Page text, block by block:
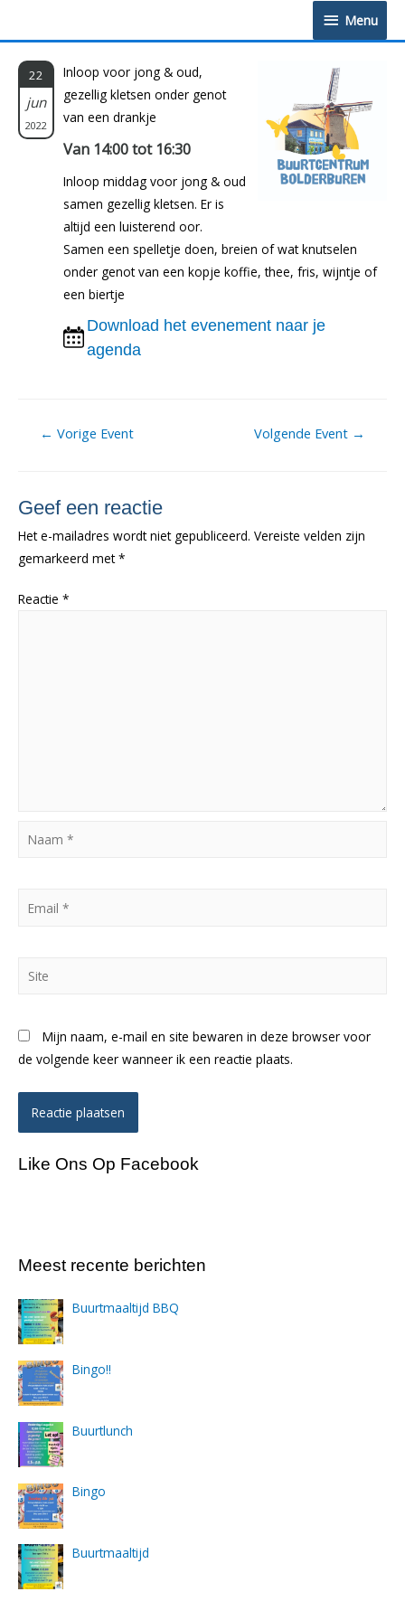
Menu
Menu
22
jun
2022
Inloop voor jong & oud,
gezellig kletsen onder genot
van een drankje
Van 14:00 tot 16:30
Inloop middag voor jong & oud
samen gezellig kletsen. Er is
altijd een luisterend oor.
Samen een spelletje doen, breien of wat knutselen
onder genot van een kopje koffie, thee, fris, wijntje of
een biertje
Download het evenement naar je
agenda
Berichtnavigatie
← Vorige Event Volgende Event →
Geef een reactie
Het e-mailadres wordt niet gepubliceerd. Vereiste velden zijn
gemarkeerd met*
Reactie *
Naam
Mijn naam, e-mail en site bewaren in deze browser voor
de volgende keer wanneer ik een reactie plaats.
Like Ons Op Facebook
Meest recente berichten
Buurtmaaltijd BBQ
Bingo!!
Buurtlunch
Bingo
Buurtmaaltijd